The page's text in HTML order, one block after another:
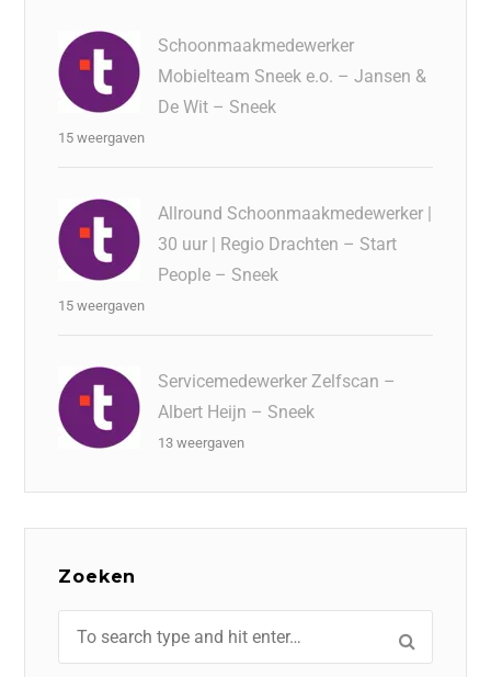
Schoonmaakmedewerker
Mobielteam Sneek e.o. – Jansen &
De Wit – Sneek
15 weergaven
Allround Schoonmaakmedewerker |
30 uur | Regio Drachten – Start
People – Sneek
15 weergaven
Servicemedewerker Zelfscan –
Albert Heijn – Sneek
13 weergaven
Zoeken